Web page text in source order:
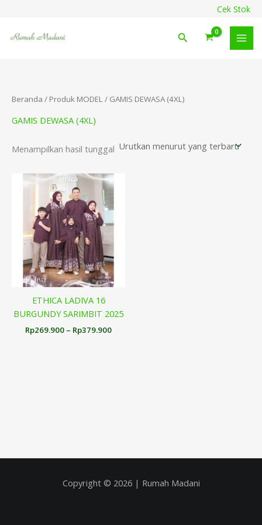
konten
Cek Stok
Cari
Beranda / Produk MODEL / GAMIS DEWASA (4XL)
GAMIS DEWASA (4XL)
Menampilkan hasil tunggal
ETHICA LADIVA 16
BURGUNDY SARIMBIT 2025
Rp269.900 – Rp379.900
Rentang
harga:
Rp269.900
hingga
Copyright © 2026 | Rumah Madani